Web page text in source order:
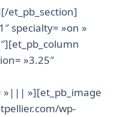
et_pb_section]
specialty= »on »
»3.25″
»||| »][et_pb_image
wp-